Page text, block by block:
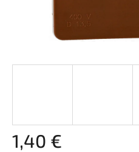
1,40 €